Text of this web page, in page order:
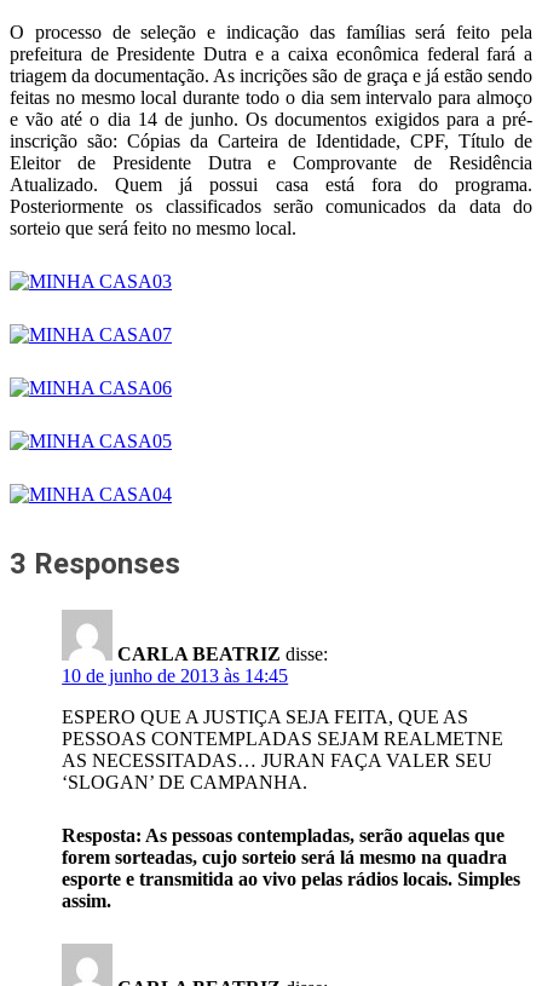
O processo de seleção e indicação das famílias será feito pela
prefeitura de Presidente Dutra e a caixa econômica federal fará a
triagem da documentação. As incrições são de graça e já estão sendo
feitas no mesmo local durante todo o dia sem intervalo para almoço
e vão até o dia 14 de junho. Os documentos exigidos para a pré-
inscrição são: Cópias da Carteira de Identidade, CPF, Título de
Eleitor de Presidente Dutra e Comprovante de Residência
Atualizado. Quem já possui casa está fora do programa.
Posteriormente os classificados serão comunicados da data do
sorteio que será feito no mesmo local.
3 Responses
CARLA BEATRIZ disse:
10 de junho de 2013 às 14:45
ESPERO QUE A JUSTIÇA SEJA FEITA, QUE AS
PESSOAS CONTEMPLADAS SEJAM REALMETNE
AS NECESSITADAS… JURAN FAÇA VALER SEU
‘SLOGAN’ DE CAMPANHA.
Resposta: As pessoas contempladas, serão aquelas que
forem sorteadas, cujo sorteio será lá mesmo na quadra
esporte e transmitida ao vivo pelas rádios locais. Simples
assim.